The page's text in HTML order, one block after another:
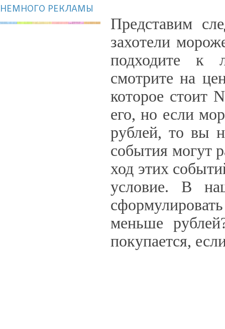
НЕМНОГО РЕКЛАМЫ
Представим
захотели
подходите к
смотрите на
которое стоит
его, но если
рублей, то вы
события могут
ход этих
условие. В
меньше
покупается,